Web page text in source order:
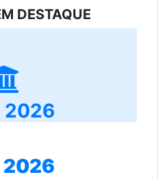
DESTAQUE
2026
2026